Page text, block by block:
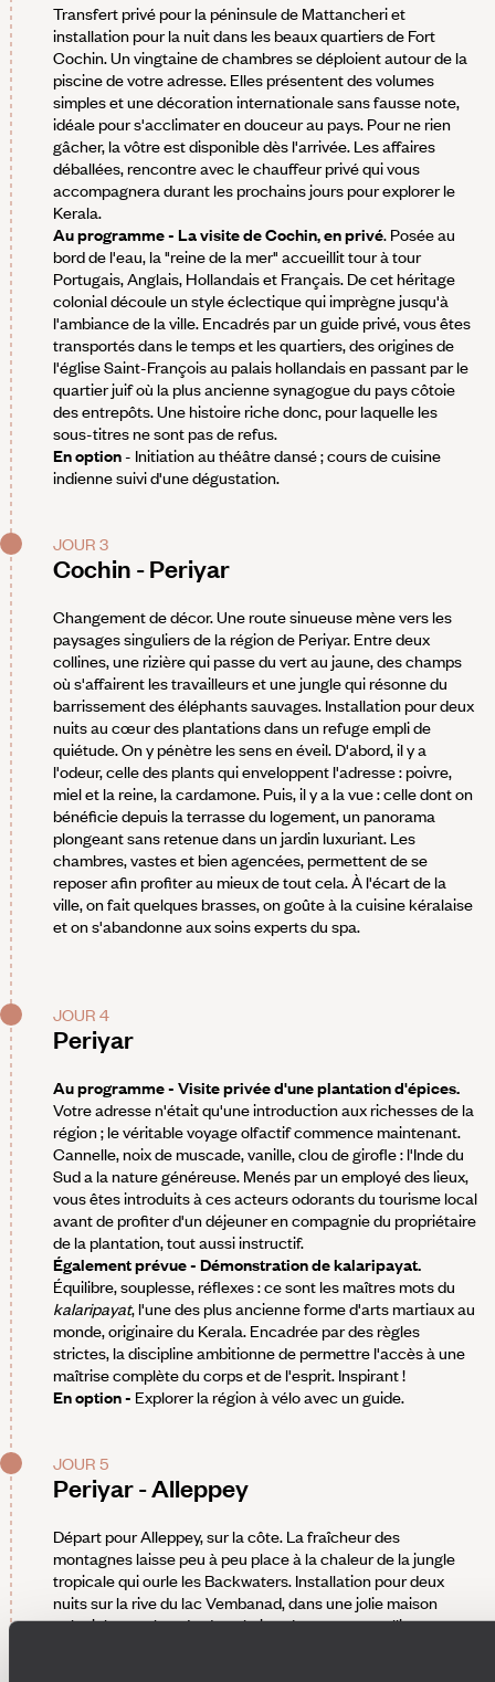
Transfert privé pour la péninsule de Mattancheri et
installation pour la nuit dans les beaux quartiers de Fort
Cochin. Un vingtaine de chambres se déploient autour de la
piscine de votre adresse. Elles présentent des volumes
simples et une décoration internationale sans fausse note,
idéale pour s'acclimater en douceur au pays. Pour ne rien
gâcher, la vôtre est disponible dès l'arrivée. Les affaires
déballées, rencontre avec le chauffeur privé qui vous
accompagnera durant les prochains jours pour explorer le
Kerala.
Au programme - La visite de Cochin, en privé. Posée au
bord de l'eau, la "reine de la mer" accueillit tour à tour
Portugais, Anglais, Hollandais et Français. De cet héritage
colonial découle un style éclectique qui imprègne jusqu'à
l'ambiance de la ville. Encadrés par un guide privé, vous êtes
transportés dans le temps et les quartiers, des origines de
l'église Saint-François au palais hollandais en passant par le
quartier juif où la plus ancienne synagogue du pays côtoie
des entrepôts. Une histoire riche donc, pour laquelle les
sous-titres ne sont pas de refus.
En option- Initiation au théâtre dansé ; cours de cuisine
indienne suivi d'une dégustation.
JOUR 3
Cochin - Periyar
Changement de décor. Une route sinueuse mène vers les
paysages singuliers de la région de Periyar. Entre deux
collines, une rizière qui passe du vert au jaune, des champs
où s'affairent les travailleurs et une jungle qui résonne du
barrissement des éléphants sauvages. Installation pour deux
nuits au cœur des plantations dans un refuge empli de
quiétude. On y pénètre les sens en éveil. D'abord, il y a
l'odeur, celle des plants qui enveloppent l'adresse : poivre,
miel et la reine, la cardamone. Puis, il y a la vue : celle dont on
bénéficie depuis la terrasse du logement, un panorama
plongeant sans retenue dans un jardin luxuriant. Les
chambres, vastes et bien agencées, permettent de se
reposer afin profiter au mieux de tout cela. À l'écart de la
ville, on fait quelques brasses, on goûte à la cuisine kéralaise
et on s'abandonne aux soins experts du spa.
JOUR 4
Periyar
Au programme - Visite privée d'une plantation d'épices.
Votre adresse n'était qu'une introduction aux richesses de la
région ; le véritable voyage olfactif commence maintenant.
Cannelle, noix de muscade, vanille, clou de girofle : l'Inde du
Sud a la nature généreuse. Menés par un employé des lieux,
vous êtes introduits à ces acteurs odorants du tourisme local
avant de profiter d'un déjeuner en compagnie du propriétaire
de la plantation, tout aussi instructif.
Également prévue - Démonstration de kalaripayat.
Équilibre, souplesse, réflexes : ce sont les maîtres mots du
kalaripayat, l'une des plus ancienne forme d'arts martiaux au
monde, originaire du Kerala. Encadrée par des règles
strictes, la discipline ambitionne de permettre l'accès à une
maîtrise complète du corps et de l'esprit. Inspirant !
En option - Explorer la région à vélo avec un guide.
JOUR 5
Periyar - Alleppey
Départ pour Alleppey, sur la côte. La fraîcheur des
montagnes laisse peu à peu place à la chaleur de la jungle
tropicale qui ourle les Backwaters. Installation pour deux
nuits sur la rive du lac Vembanad, dans une jolie maison
coloniale enveloppée de palmiers. Les espaces allient